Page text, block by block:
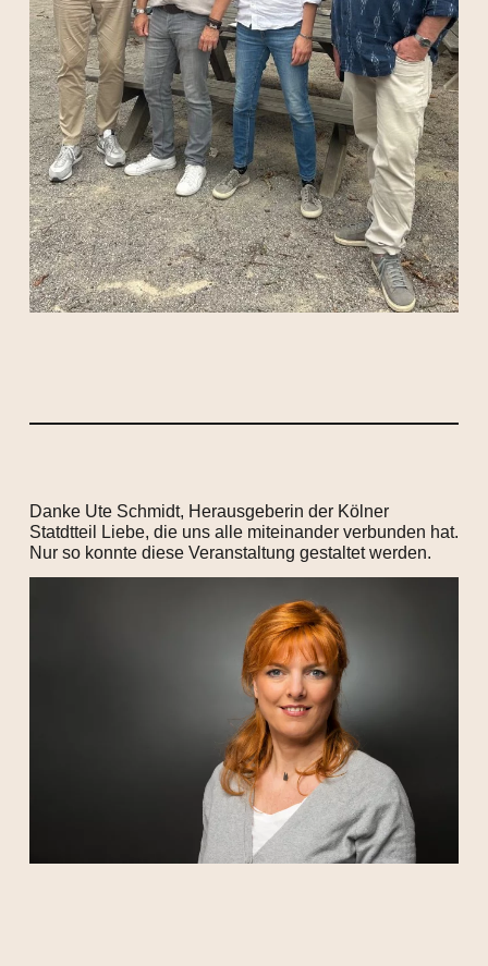
Danke Ute Schmidt, Herausgeberin der Kölner
Statdtteil Liebe, die uns alle miteinander verbunden hat.
Nur so konnte diese Veranstaltung gestaltet werden.